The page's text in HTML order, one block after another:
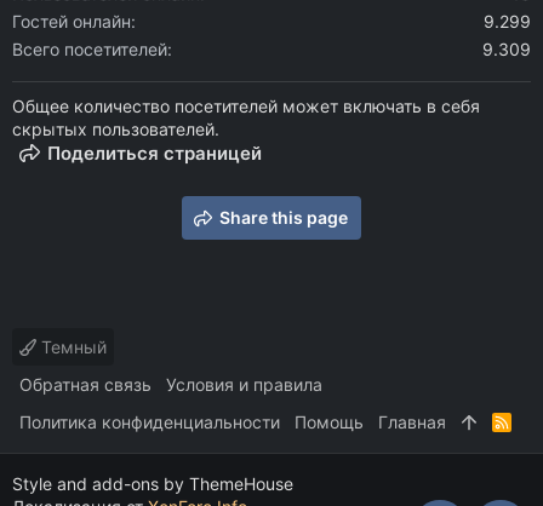
Гостей онлайн
9.299
Всего посетителей
9.309
Общее количество посетителей может включать в себя
скрытых пользователей.
Поделиться страницей
Share this page
Темный
Обратная связь
Условия и правила
Политика конфиденциальности
Помощь Главная
R
Style and add-ons by ThemeHouse